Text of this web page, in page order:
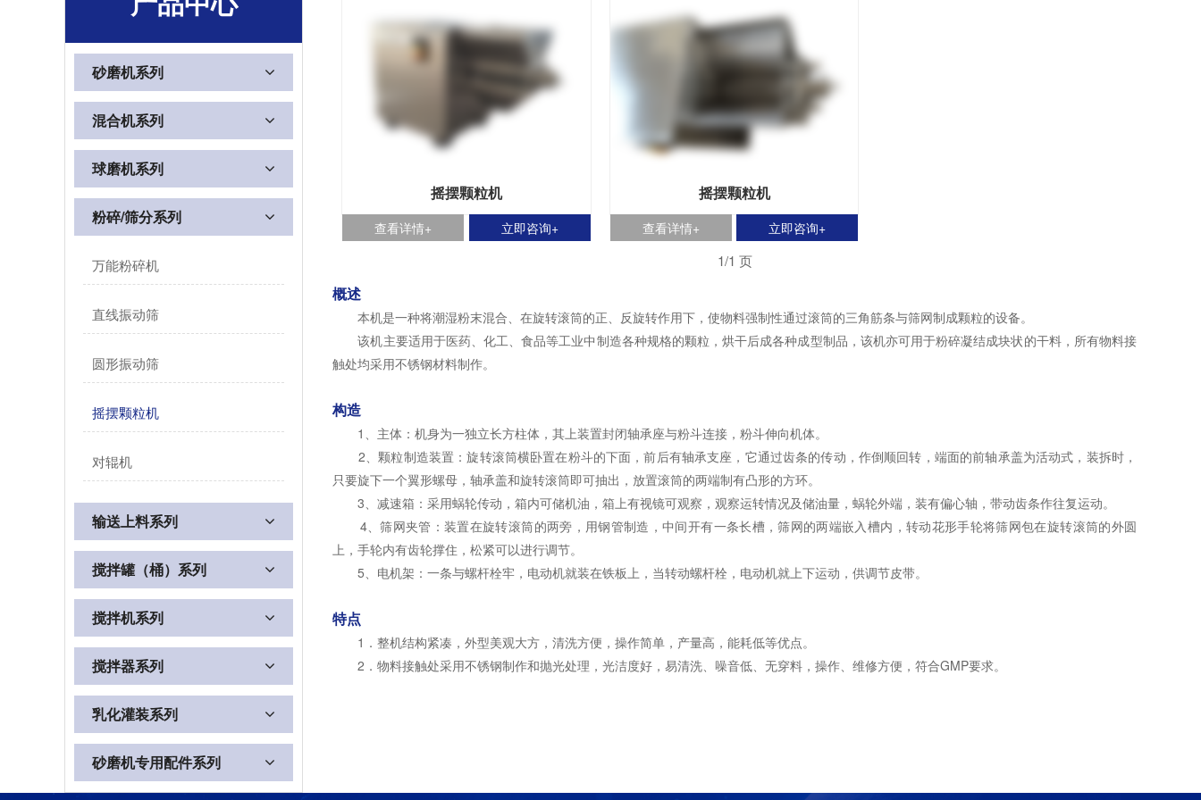
砂磨机系列
混合机系列
球磨机系列
粉碎/筛分系列
万能粉碎机
直线振动筛
圆形振动筛
摇摆颗粒机
对辊机
输送上料系列
搅拌罐（桶）系列
搅拌机系列
搅拌器系列
乳化灌装系列
砂磨机专用配件系列
摇摆颗粒机
查看详情+ 立即咨询+
摇摆颗粒机
查看详情+ 立即咨询+
1/1 页
概述
本机是一种将潮湿粉末混合、在旋转滚筒的正、反旋转作用下，使物料强制性通过滚筒的三角筋条与筛网制成颗粒的设备。
该机主要适用于医药、化工、食品等工业中制造各种规格的颗粒，烘干后成各种成型制品，该机亦可用于粉碎凝结成块状的干料，所有物料接
触处均采用不锈钢材料制作。
构造
1、主体：机身为一独立长方柱体，其上装置封闭轴承座与粉斗连接，粉斗伸向机体。
2、颗粒制造装置：旋转滚筒横卧置在粉斗的下面，前后有轴承支座，它通过齿条的传动，作倒顺回转，端面的前轴承盖为活动式，装拆时，
只要旋下一个翼形螺母，轴承盖和旋转滚筒即可抽出，放置滚筒的两端制有凸形的方环。
3、减速箱：采用蜗轮传动，箱内可储机油，箱上有视镜可观察，观察运转情况及储油量，蜗轮外端，装有偏心轴，带动齿条作往复运动。
4、筛网夹管：装置在旋转滚筒的两旁，用钢管制造，中间开有一条长槽，筛网的两端嵌入槽内，转动花形手轮将筛网包在旋转滚筒的外圆
上，手轮内有齿轮撑住，松紧可以进行调节。
5、电机架：一条与螺杆栓牢，电动机就装在铁板上，当转动螺杆栓，电动机就上下运动，供调节皮带。
特点
1．整机结构紧凑，外型美观大方，清洗方便，操作简单，产量高，能耗低等优点。
2．物料接触处采用不锈钢制作和抛光处理，光洁度好，易清洗、噪音低、无穿料，操作、维修方便，符合GMP要求。